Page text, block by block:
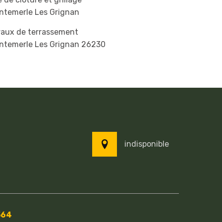
Les Grignan
de terrassement
Les Grignan 26230
indisponible